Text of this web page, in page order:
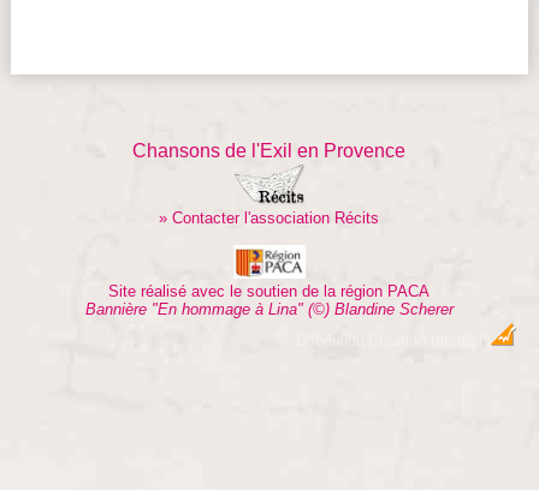
Chansons de l'Exil en Provence
» Contacter l'association Récits
Site réalisé avec le soutien de la région PACA
Bannière "En hommage à Lina" (©) Blandine Scherer